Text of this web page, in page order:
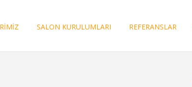
SALON KURULUMLARI REFERANSLAR